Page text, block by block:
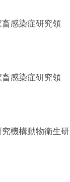
感染症研究領
感染症研究領
機構動物衛生研